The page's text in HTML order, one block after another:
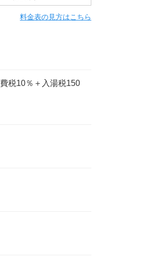
料金表の見方はこちら
税10％＋入湯税150